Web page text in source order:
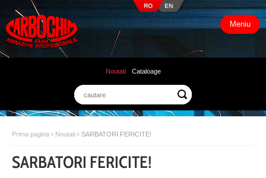
RO EN
Meniu
Noutati Cataloage
Prima pagina › Noutati › SARBATORI FERICITE!
SARBATORI FERICITE!